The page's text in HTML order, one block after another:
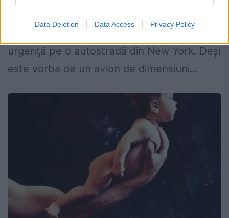
Data Deletion Data Access Privacy Policy
urgenţă pe o autostradă din New York. Deşi
este vorba de un avion de dimensiuni...